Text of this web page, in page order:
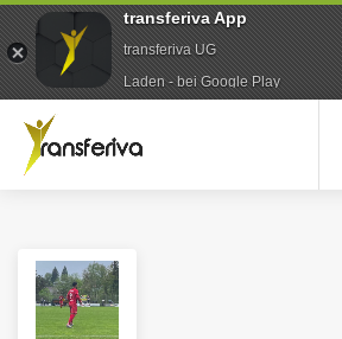
transferiva App
transferiva UG
Laden - bei Google Play